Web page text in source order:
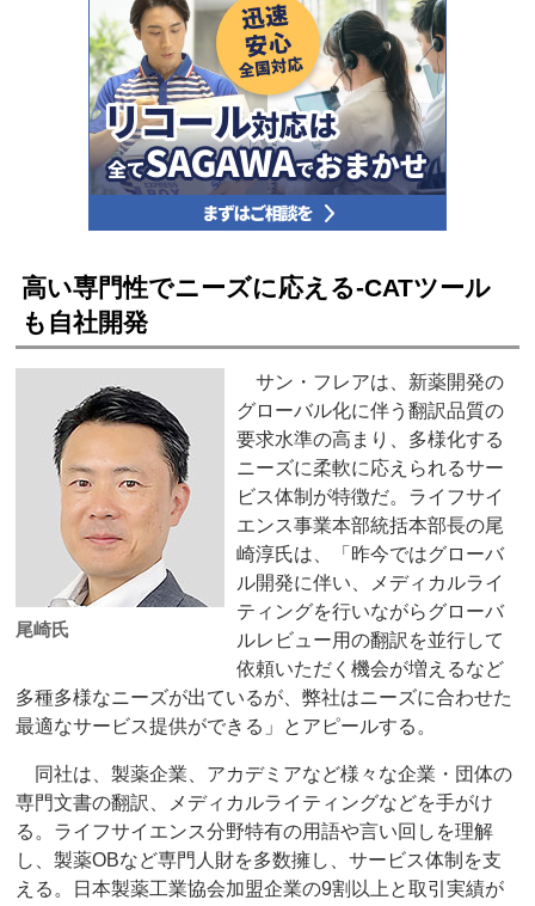
高い専門性でニーズに応える‐CATツール
も自社開発
尾崎氏
サン・フレアは、新薬開発の
グローバル化に伴う翻訳品質の
要求水準の高まり、多様化する
ニーズに柔軟に応えられるサー
ビス体制が特徴だ。ライフサイ
エンス事業本部統括本部長の尾
崎淳氏は、「昨今ではグローバ
ル開発に伴い、メディカルライ
ティングを行いながらグローバ
ルレビュー用の翻訳を並行して
依頼いただく機会が増えるなど
多種多様なニーズが出ているが、弊社はニーズに合わせた
最適なサービス提供ができる」とアピールする。
同社は、製薬企業、アカデミアなど様々な企業・団体の
専門文書の翻訳、メディカルライティングなどを手がけ
る。ライフサイエンス分野特有の用語や言い回しを理解
し、製薬OBなど専門人財を多数擁し、サービス体制を支
える。日本製薬工業協会加盟企業の9割以上と取引実績が